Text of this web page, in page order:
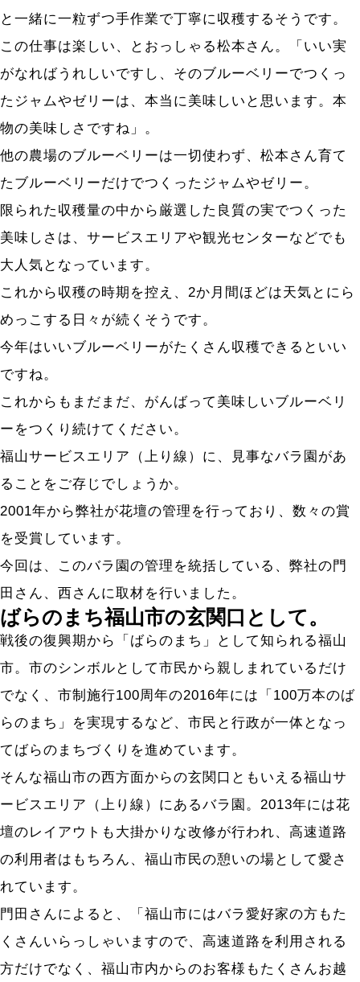
About us
会社概要
経営理念
ファイブスターズ
沿革
拠点一覧
と一緒に一粒ずつ手作業で丁寧に収穫するそうです。
この仕事は楽しい、とおっしゃる松本さん。「いい実
がなればうれしいですし、そのブルーベリーでつくっ
たジャムやゼリーは、本当に美味しいと思います。本
物の美味しさですね」。
他の農場のブルーベリーは一切使わず、松本さん育て
たブルーベリーだけでつくったジャムやゼリー。
限られた収穫量の中から厳選した良質の実でつくった
美味しさは、サービスエリアや観光センターなどでも
大人気となっています。
これから収穫の時期を控え、2か月間ほどは天気とにら
めっこする日々が続くそうです。
今年はいいブルーベリーがたくさん収穫できるといい
ですね。
これからもまだまだ、がんばって美味しいブルーベリ
ーをつくり続けてください。
福山サービスエリア（上り線）に、見事なバラ園があ
ることをご存じでしょうか。
2001年から弊社が花壇の管理を行っており、数々の賞
を受賞しています。
今回は、このバラ園の管理を統括している、弊社の門
田さん、西さんに取材を行いました。
ばらのまち福山市の玄関口として。
戦後の復興期から「ばらのまち」として知られる福山
市。市のシンボルとして市民から親しまれているだけ
でなく、市制施行100周年の2016年には「100万本のば
らのまち」を実現するなど、市民と行政が一体となっ
てばらのまちづくりを進めています。
そんな福山市の西方面からの玄関口ともいえる福山サ
ービスエリア（上り線）にあるバラ園。2013年には花
壇のレイアウトも大掛かりな改修が行われ、高速道路
の利用者はもちろん、福山市民の憩いの場として愛さ
れています。
門田さんによると、「福山市にはバラ愛好家の方もた
くさんいらっしゃいますので、高速道路を利用される
方だけでなく、福山市内からのお客様もたくさんお越